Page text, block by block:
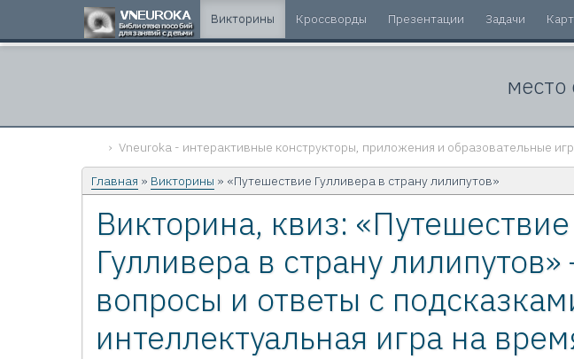
Викторины Кроссворды Презентации Задачи
место
Vneuroka - интерактивные конструкторы, приложения и образовательные
Главная » Викторины » «Путешествие Гулливера в страну лилипутов»
Викторина, квиз: «Путешествие
Гулливера в страну
вопросы и ответы с
интеллектуальная игра на